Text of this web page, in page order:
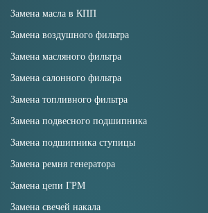
Замена масла в КПП
Замена воздушного фильтра
Замена масляного фильтра
Замена салонного фильтра
Замена топливного фильтра
Замена подвесного подшипника
Замена подшипника ступицы
Замена ремня генератора
Замена цепи ГРМ
Замена свечей накала